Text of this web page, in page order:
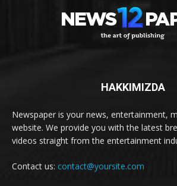
HAKKIMIZDA
Newspaper is your news, entertainment,
website. We provide you with the latest
videos straight from the entertainment
Contact us: contact@yoursite.com